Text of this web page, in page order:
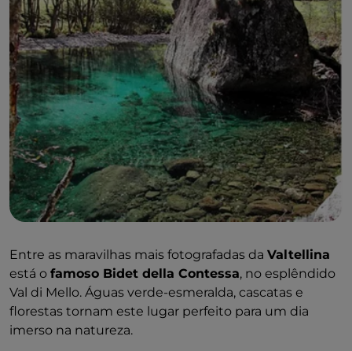
Entre as maravilhas mais fotografadas da Valtellina
está o famoso Bidet della Contessa, no esplêndido
Val di Mello. Águas verde-esmeralda, cascatas e
florestas tornam este lugar perfeito para um dia
imerso na natureza.